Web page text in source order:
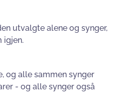
utvalgte alene og synger,
igjen.
og alle sammen synger
- og alle synger også